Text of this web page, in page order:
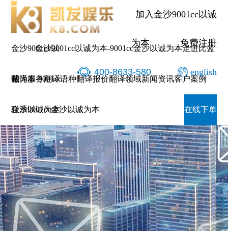
加入金沙9001cc以诚
为本 免费注册
400-8633-580 english
金沙9001cc以
诚为本-9001cc
金沙以诚为本
金沙9001cc以诚为本-9001cc金沙以诚为本走进比蓝
翻译服务翻译语种翻译报价翻译领域新闻资讯客户案例
联系9001cc金沙以诚为本 在线下单